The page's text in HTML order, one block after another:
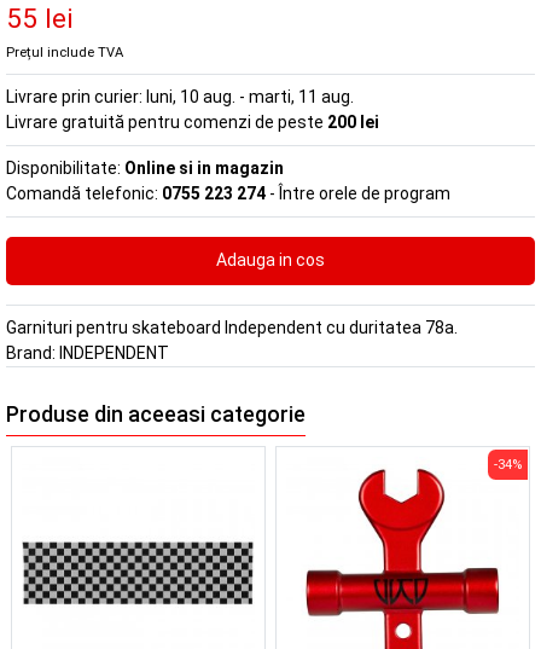
55 lei
Prețul include TVA
Livrare prin curier: luni, 10 aug. - marti, 11 aug.
Livrare gratuită pentru comenzi de peste 200 lei
Disponibilitate: Online si in magazin
Comandă telefonic: 0755 223 274 - Între orele de program
Garnituri pentru skateboard Independent cu duritatea 78a.
Brand: INDEPENDENT
Produse din aceeasi categorie
-34%